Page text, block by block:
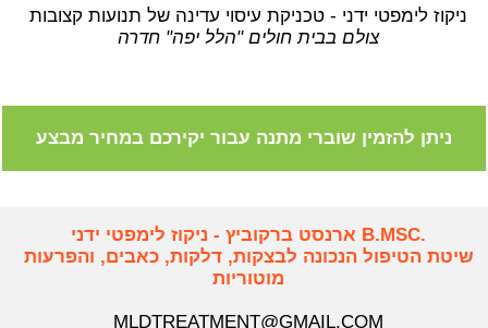
ניקוז לימפטי ידני - טכניקת עיסוי עדינה של תנועות קצובות
צולם בבית חולים "הלל יפה" חדרה
ניתן להזמין שוברי מתנה עבור יקירכם במחיר מבצע
.B.MSC ארנסט ברקוביץ - ניקוז לימפטי ידני
שיטת הטיפול הנכונה לבצקות, דלקות, כאבים, והפרעות
מוטוריות
MLDTREATMENT@GMAIL.COM